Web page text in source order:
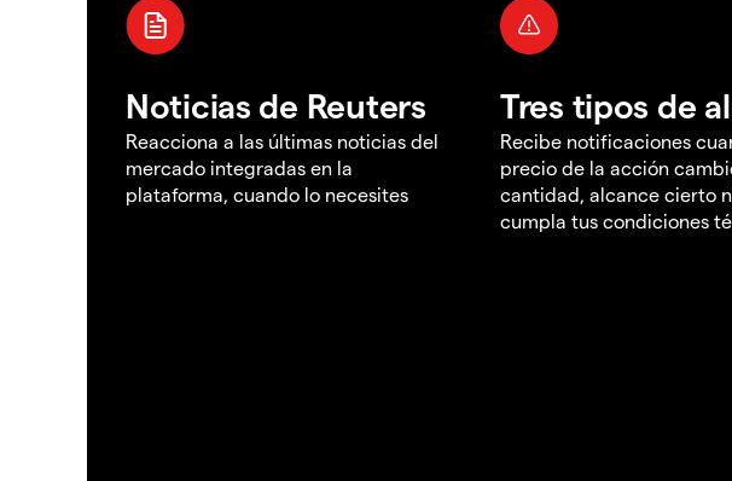
Noticias de Reuters
Reacciona a las últimas noticias del
mercado integradas en la
plataforma, cuando lo necesites
Tres tipos de
Recibe notificaciones
precio de la acción
cantidad, alcance cierto
cumpla tus condiciones